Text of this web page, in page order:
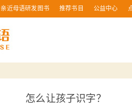
亲近母语研发图书 推荐书目 公益中心
怎么让孩子识字？